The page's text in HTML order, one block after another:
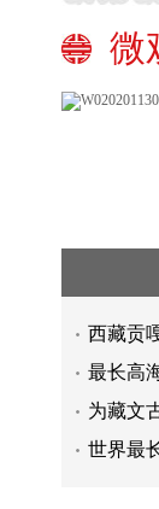
微
西藏贡
最长高
为藏文
世界最